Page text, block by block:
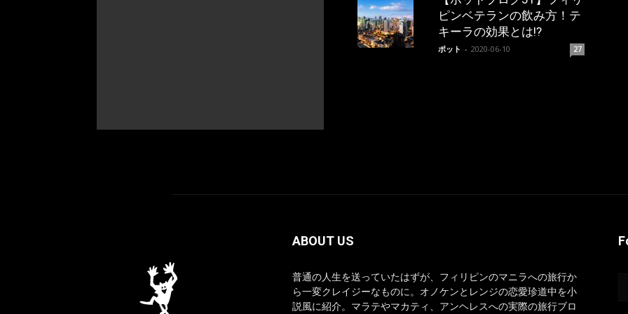
ピンベテランの飲み方！テ
キーラの効果とは!?
ポット - 2020-06-10 27
ABOUT US
普通の人生を送っていたはずが、フィリピンのマニラへの旅行か
ら一変クレイジーなものに。オノケンとレンジの恋愛珍道中を小
説風に紹介。マラテやマカティ、アンヘレスへの実際の旅行ブロ